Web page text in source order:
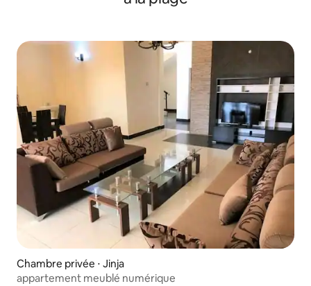
Chambre privée ⋅ Jinja
appartement meublé numérique